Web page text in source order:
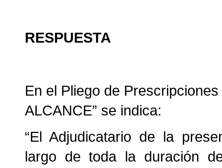
RESPUESTA
En el Pliego de
ALCANCE” se indica:
“El Adjudicatario de la
largo de toda la duración